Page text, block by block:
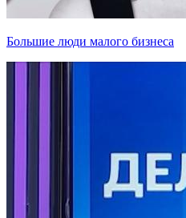
Большие люди малого бизнеса